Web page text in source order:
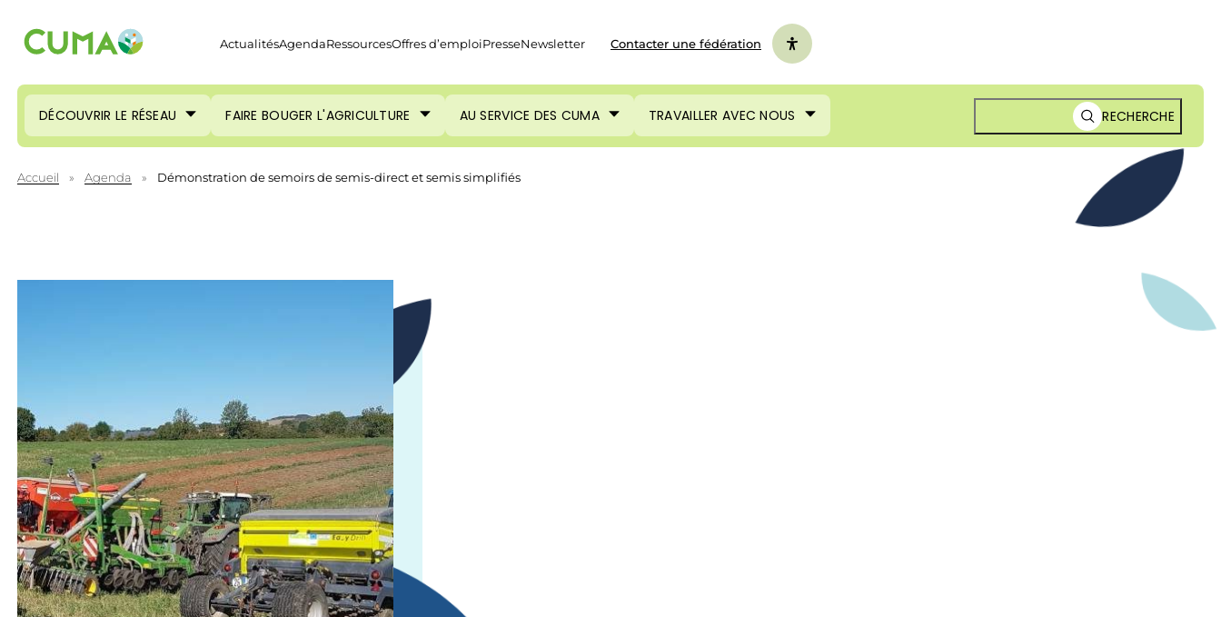
ActualitésAgendaRessourcesOffres d’emploiPresseNewsletter Contacter une fédération
DÉCOUVRIR LE RÉSEAU FAIRE BOUGER L'AGRICULTURE AU SERVICE DES CUMA TRAVAILLER AVEC NOUS RECHERCHE
Accueil » Agenda » Démonstration de semoirs de semis-direct et semis simplifiés